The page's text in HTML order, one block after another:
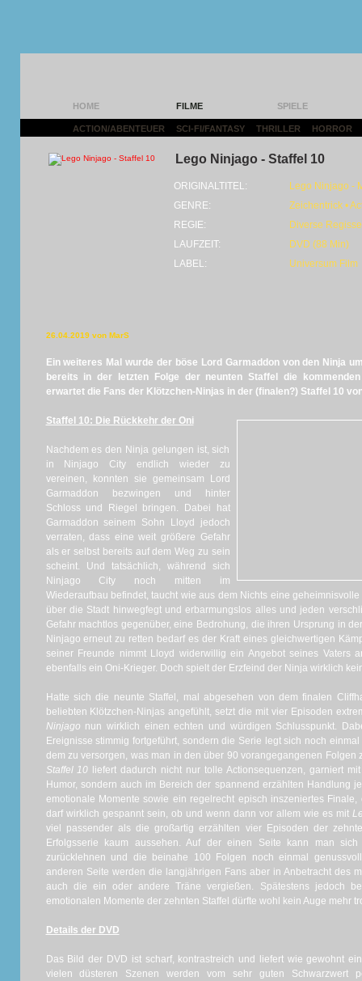
HOME FILME SPIELE
ACTION/ABENTEUER SCI-FI/FANTASY THRILLER HORROR
Lego Ninjago - Staffel 10
ORIGINALTITEL:
Lego Ninjago -
GENRE:
Zeichentrick •
REGIE:
Diverse
LAUFZEIT:
DVD (88 Min)
LABEL:
Universum Film
26.04.2019 von MarS
Ein weiteres Mal wurde der böse Lord Garmaddon von den Ninja
bereits in der letzten Folge der neunten Staffel die
erwartet die Fans der Klötzchen-Ninjas in der (finalen?) Staffel 10
Staffel 10: Die Rückkehr der Oni
Nachdem es den Ninja gelungen ist, sich
in Ninjago City endlich wieder zu
vereinen, konnten sie gemeinsam Lord
Garmaddon bezwingen und hinter
Schloss und Riegel bringen. Dabei hat
Garmaddon seinem Sohn Lloyd jedoch
verraten, dass eine weit größere Gefahr
als er selbst bereits auf dem Weg zu sein
scheint. Und tatsächlich, während sich
Ninjago City noch mitten im
Wiederaufbau befindet, taucht wie aus dem Nichts eine
über die Stadt hinwegfegt und erbarmungslos alles und jeden
Gefahr machtlos gegenüber, eine Bedrohung, die ihren Ursprung in
Ninjago erneut zu retten bedarf es der Kraft eines gleichwertigen
seiner Freunde nimmt Lloyd widerwillig ein Angebot seines Vaters
ebenfalls ein Oni-Krieger. Doch spielt der Erzfeind der Ninja wirklich
Hatte sich die neunte Staffel, mal abgesehen von dem finalen
beliebten Klötzchen-Ninjas angefühlt, setzt die mit vier Episoden
Ninjago nun wirklich einen echten und würdigen Schlusspunkt.
Ereignisse stimmig fortgeführt, sondern die Serie legt sich noch
dem zu versorgen, was man in den über 90 vorangegangenen Folgen
Staffel 10 liefert dadurch nicht nur tolle Actionsequenzen, garniert
Humor, sondern auch im Bereich der spannend erzählten Handlung
emotionale Momente sowie ein regelrecht episch inszeniertes
darf wirklich gespannt sein, ob und wenn dann vor allem wie es mit
viel passender als die großartig erzählten vier Episoden der
Erfolgsserie kaum aussehen. Auf der einen Seite kann man
zurücklehnen und die beinahe 100 Folgen noch einmal
anderen Seite werden die langjährigen Fans aber in Anbetracht des
auch die ein oder andere Träne vergießen. Spätestens jedoch
emotionalen Momente der zehnten Staffel dürfte wohl kein Auge mehr
Details der DVD
Das Bild der DVD ist scharf, kontrastreich und liefert wie gewohnt
vielen düsteren Szenen werden vom sehr guten Schwarzwert